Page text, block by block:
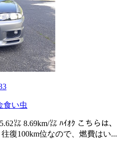
食い虫
㍑ 8.69km/㍑ ﾊｲｵｸ こちらは、
復100km位なので、燃費はい...